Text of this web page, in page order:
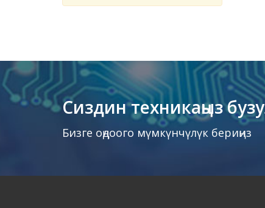
Сиздин техникаңыз
Бизге оңдоого мүмкүнчүлүк бериңиз